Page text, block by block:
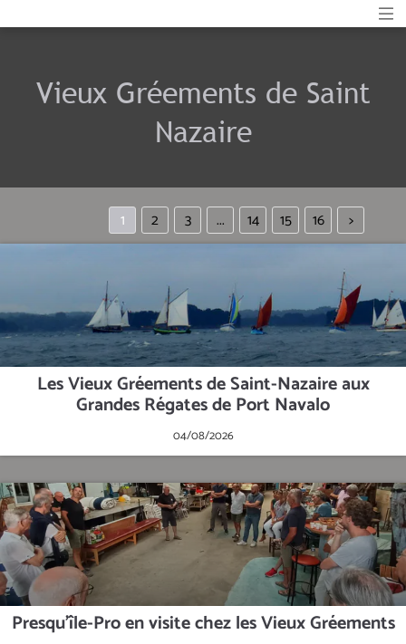
Vieux Gréements de Saint
Nazaire
1 2 3 ... 14 15 16 >
Les Vieux Gréements de Saint-Nazaire aux
Grandes Régates de Port Navalo
04/08/2026
Presqu'île-Pro en visite chez les Vieux Gréements